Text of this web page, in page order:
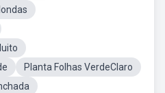
Planta Folhas VerdeClaro